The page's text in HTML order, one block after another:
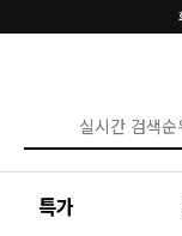
특가